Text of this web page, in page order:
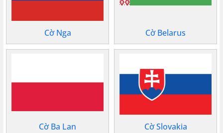
Cờ Nga Cờ Belarus
Cờ Ba Lan Cờ Slovakia